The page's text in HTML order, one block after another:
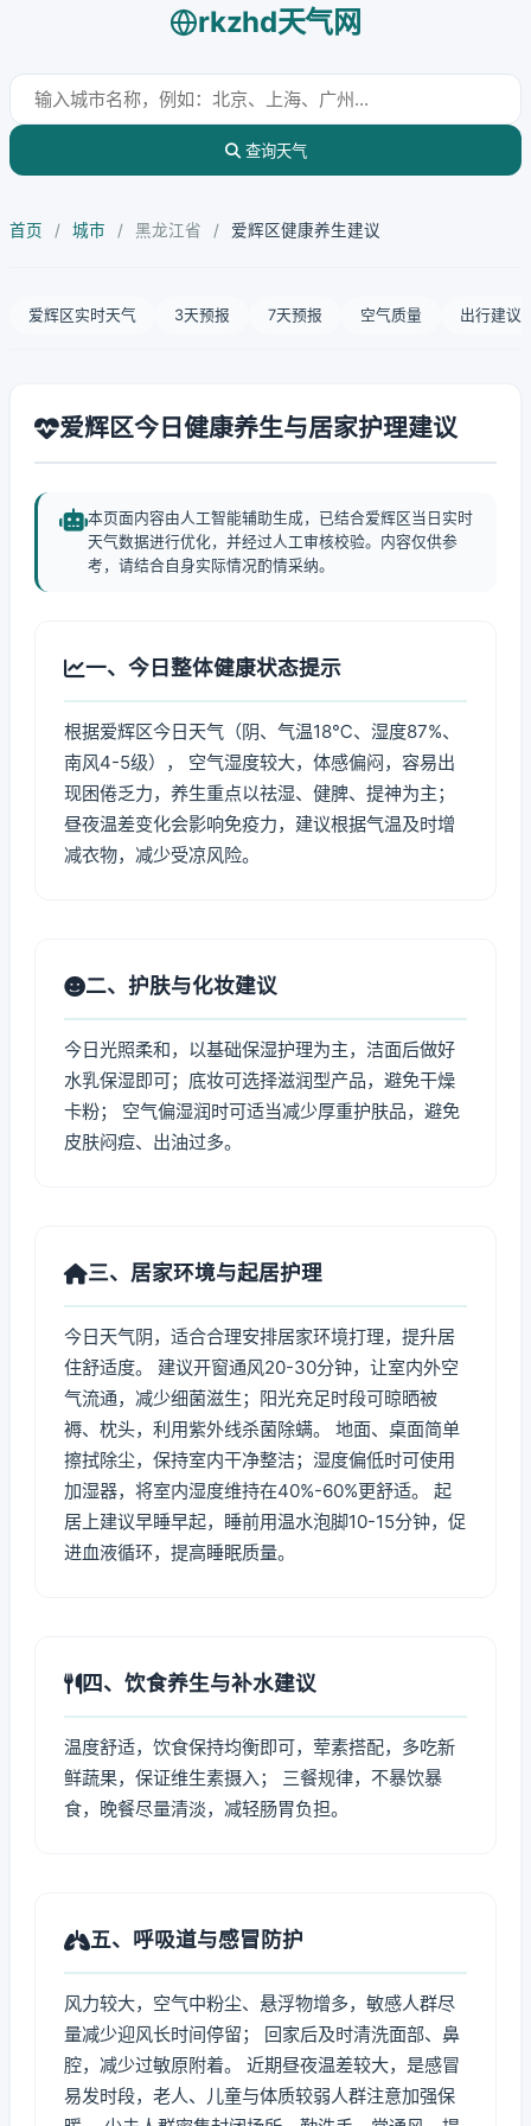
rkzhd天气网
查询天气
首页 / 城市 / 黑龙江省 / 爱辉区健康养生建议
爱辉区实时天气 3天预报 7天预报 空气质量 出行建议
爱辉区今日健康养生与居家护理建议
本页面内容由人工智能辅助生成，已结合爱辉区当日实时
天气数据进行优化，并经过人工审核校验。内容仅供参
考，请结合自身实际情况酌情采纳。
一、今日整体健康状态提示
根据爱辉区今日天气（阴、气温18℃、湿度87%、
南风4-5级）， 空气湿度较大，体感偏闷，容易出
现困倦乏力，养生重点以祛湿、健脾、提神为主；
昼夜温差变化会影响免疫力，建议根据气温及时增
减衣物，减少受凉风险。
二、护肤与化妆建议
今日光照柔和，以基础保湿护理为主，洁面后做好
水乳保湿即可；底妆可选择滋润型产品，避免干燥
卡粉； 空气偏湿润时可适当减少厚重护肤品，避免
皮肤闷痘、出油过多。
三、居家环境与起居护理
今日天气阴，适合合理安排居家环境打理，提升居
住舒适度。 建议开窗通风20-30分钟，让室内外空
气流通，减少细菌滋生；阳光充足时段可晾晒被
褥、枕头，利用紫外线杀菌除螨。 地面、桌面简单
擦拭除尘，保持室内干净整洁；湿度偏低时可使用
加湿器，将室内湿度维持在40%-60%更舒适。 起
居上建议早睡早起，睡前用温水泡脚10-15分钟，促
进血液循环，提高睡眠质量。
四、饮食养生与补水建议
温度舒适，饮食保持均衡即可，荤素搭配，多吃新
鲜蔬果，保证维生素摄入； 三餐规律，不暴饮暴
食，晚餐尽量清淡，减轻肠胃负担。
五、呼吸道与感冒防护
风力较大，空气中粉尘、悬浮物增多，敏感人群尽
量减少迎风长时间停留； 回家后及时清洗面部、鼻
腔，减少过敏原附着。 近期昼夜温差较大，是感冒
易发时段，老人、儿童与体质较弱人群注意加强保